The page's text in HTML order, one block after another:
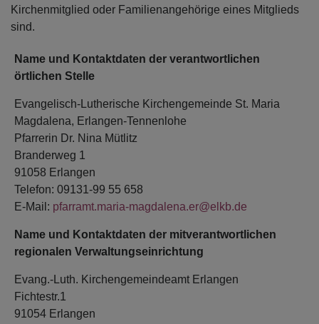
Kirchenmitglied oder Familienangehörige eines Mitglieds
sind.
Name und Kontaktdaten der verantwortlichen
örtlichen Stelle
Evangelisch-Lutherische Kirchengemeinde St. Maria
Magdalena, Erlangen-Tennenlohe
Pfarrerin Dr. Nina Mütlitz
Branderweg 1
91058 Erlangen
Telefon: 09131-99 55 658
E-Mail: pfarramt.maria-magdalena.er@elkb.de
Name und Kontaktdaten der mitverantwortlichen
regionalen Verwaltungseinrichtung
Evang.-Luth. Kirchengemeindeamt Erlangen
Fichtestr.1
91054 Erlangen